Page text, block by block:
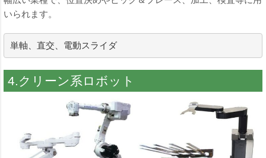
いられます。
単軸、直交、電動スライダ
4.クリーン系ロボット